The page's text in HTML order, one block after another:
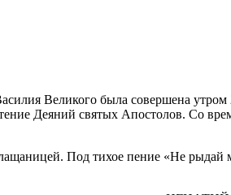
Великого была совершена утром
Деяний святых Апостолов. Со
Под тихое пение «Не